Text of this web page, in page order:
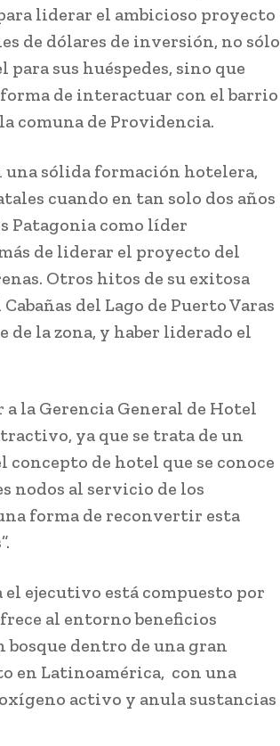
liderar el ambicioso proyecto
de dólares de inversión, no sólo
sus huéspedes, sino que
de interactuar con el barrio
comuna de Providencia.
una sólida formación hotelera,
cuando en tan solo dos años
Patagonia como líder
de liderar el proyecto del
Otros hitos de su exitosa
del Lago de Puerto Varas
la zona, y haber liderado el
la Gerencia General de Hotel
ya que se trata de un
concepto de hotel que se conoce
nodos al servicio de los
forma de reconvertir esta
ejecutivo está compuesto por
al entorno beneficios
dentro de una gran
en Latinoamérica, con una
activo y anula sustancias